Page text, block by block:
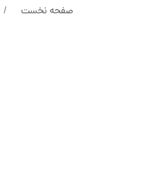
صفحه نخست